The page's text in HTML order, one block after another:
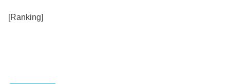
[Ranking]